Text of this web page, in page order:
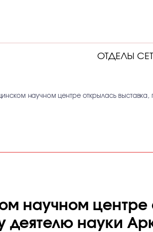
ОТДЕЛЫ
научном центре открылась
научном центре
деятелю науки